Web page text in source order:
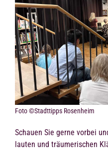
Foto ©Stadttipps Rosenheim
Schauen Sie gerne vorbei
lauten und träumerischen